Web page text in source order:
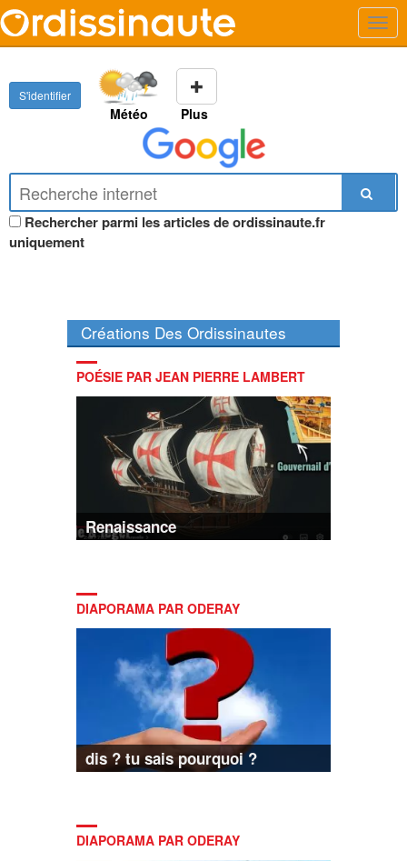
S'identifier
Météo Plus
Rechercher parmi les articles de ordissinaute.fr
uniquement
Créations Des Ordissinautes
POÉSIE PAR JEAN PIERRE LAMBERT
Renaissance
DIAPORAMA PAR ODERAY
dis ? tu sais pourquoi ?
DIAPORAMA PAR ODERAY